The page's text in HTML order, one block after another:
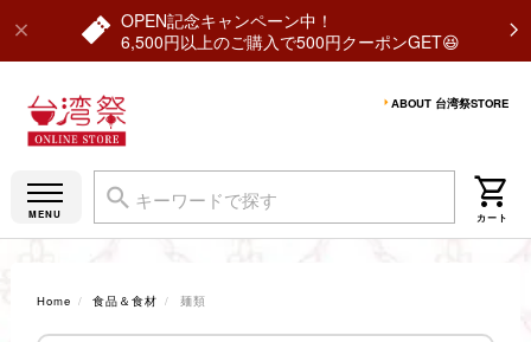
OPEN記念キャンペーン中！
6,500円以上のご購入で500円クーポンGET😆
ABOUT 台湾祭STORE
Home 食品＆食材 麺類